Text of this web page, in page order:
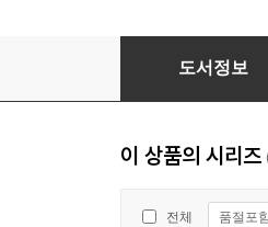
보통의 독자
도서정보
이 상품의 시리즈
전체 품절포